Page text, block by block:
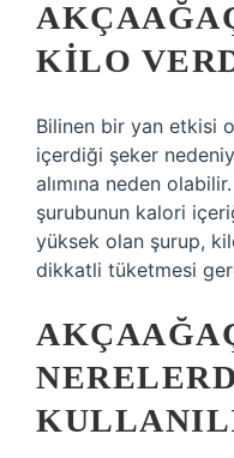
KILO
Bilinen bir yan etkisi
içerdiği şeker
alımına neden
şurubunun kalori
yüksek olan şurup,
dikkatli tüketmesi